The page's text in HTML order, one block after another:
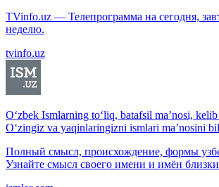
TVinfo.uz — Телепрограмма на сегодня,
неделю.
tvinfo.uz
O‘zbek Ismlarning to‘liq, batafsil ma’nosi,
O‘zingiz va yaqinlaringizni ismlari ma’nosini
Полный смысл, происхождение, формы
Узнайте смысл своего имени и имён